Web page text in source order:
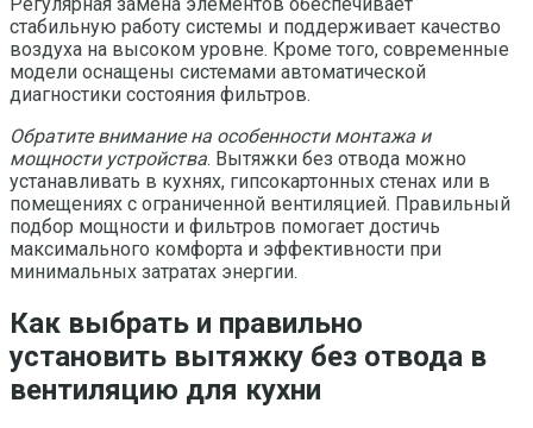
стабильную работу системы и поддерживает качество
воздуха на высоком уровне. Кроме того, современные
модели оснащены системами автоматической
диагностики состояния фильтров.
Обратите внимание на особенности монтажа и
мощности устройства. Вытяжки без отвода можно
устанавливать в кухнях, гипсокартонных стенах или в
помещениях с ограниченной вентиляцией. Правильный
подбор мощности и фильтров помогает достичь
максимального комфорта и эффективности при
минимальных затратах энергии.
Как выбрать и правильно
установить вытяжку без отвода в
вентиляцию для кухни